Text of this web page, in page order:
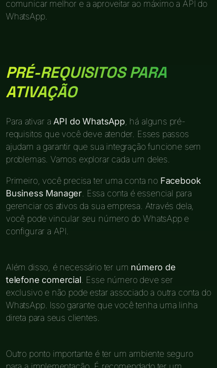
comunicar melhor e a aproveitar ao máximo a API do
WhatsApp.
PRÉ-REQUISITOS PARA
ATIVAÇÃO
Para ativar a API do WhatsApp , há alguns pré-
requisitos que você deve atender. Esses passos
ajudam a garantir que sua integração funcione sem
problemas. Vamos explorar cada um deles.
Primeiro, você precisa ter uma conta no Facebook
Business Manager . Essa conta é essencial para
gerenciar os ativos da sua empresa. Através dela,
você pode vincular seu número do WhatsApp e
configurar a API.
Além disso, é necessário ter um número de
telefone comercial . Esse número deve ser
exclusivo e não pode estar associado a outra conta do
WhatsApp. Isso garante que você tenha uma linha
direta para seus clientes.
Outro ponto importante é ter um ambiente seguro